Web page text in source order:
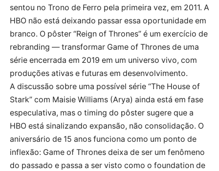
sentou no Trono de Ferro pela primeira vez, em 2011. A
HBO não está deixando passar essa oportunidade em
branco. O pôster “Reign of Thrones” é um exercício de
rebranding — transformar Game of Thrones de uma
série encerrada em 2019 em um universo vivo, com
produções ativas e futuras em desenvolvimento.
A discussão sobre uma possível série “The House of
Stark” com Maisie Williams (Arya) ainda está em fase
especulativa, mas o timing do pôster sugere que a
HBO está sinalizando expansão, não consolidação. O
aniversário de 15 anos funciona como um ponto de
inflexão: Game of Thrones deixa de ser um fenômeno
do passado e passa a ser visto como o foundation de